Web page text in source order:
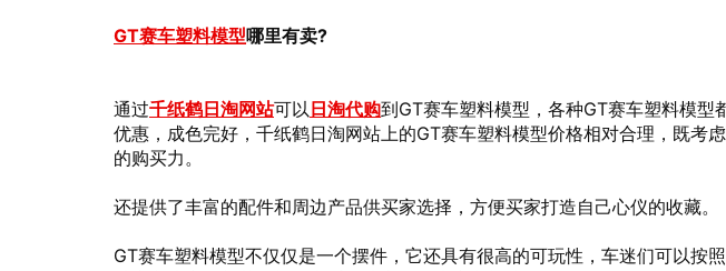
GT赛车塑料模型哪里有卖?
通过千纸鹤日淘网站可以 日淘代购到GT赛车塑料模型，各种GT赛车塑料模型
优惠，成色完好，千纸鹤日淘网站上的GT赛车塑料模型价格相对合理，既考
的购买力。
还提供了丰富的配件和周边产品供买家选择，方便买家打造自己心仪的收藏。
GT赛车塑料模型不仅仅是一个摆件，它还具有很高的可玩性，车迷们可以按